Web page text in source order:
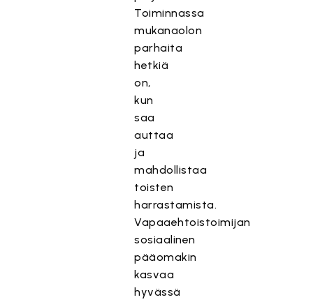
Toiminnassa
mukanaolon
parhaita
hetkiä
on,
kun
saa
auttaa
ja
mahdollistaa
toisten
harrastamista.
Vapaaehtoistoimijan
sosiaalinen
pääomakin
kasvaa
hyvässä